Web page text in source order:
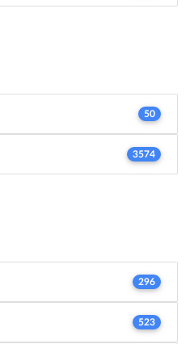
50
3574
296
523